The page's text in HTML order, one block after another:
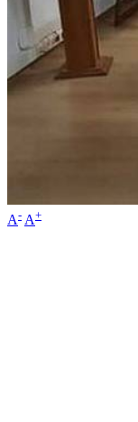
A- A+